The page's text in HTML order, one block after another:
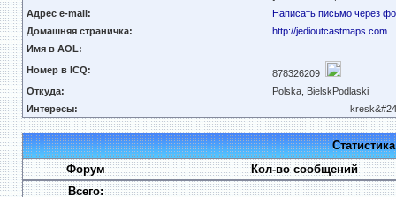
Адрес e-mail:
Написать письмо через
Домашняя страничка:
http://jedioutcastmaps.com
Имя в AOL:
Номер в ICQ:
878326209
Откуда:
Polska, BielskPodlaski
Интересы:
Форум
Кол-во сообщений
Всего: